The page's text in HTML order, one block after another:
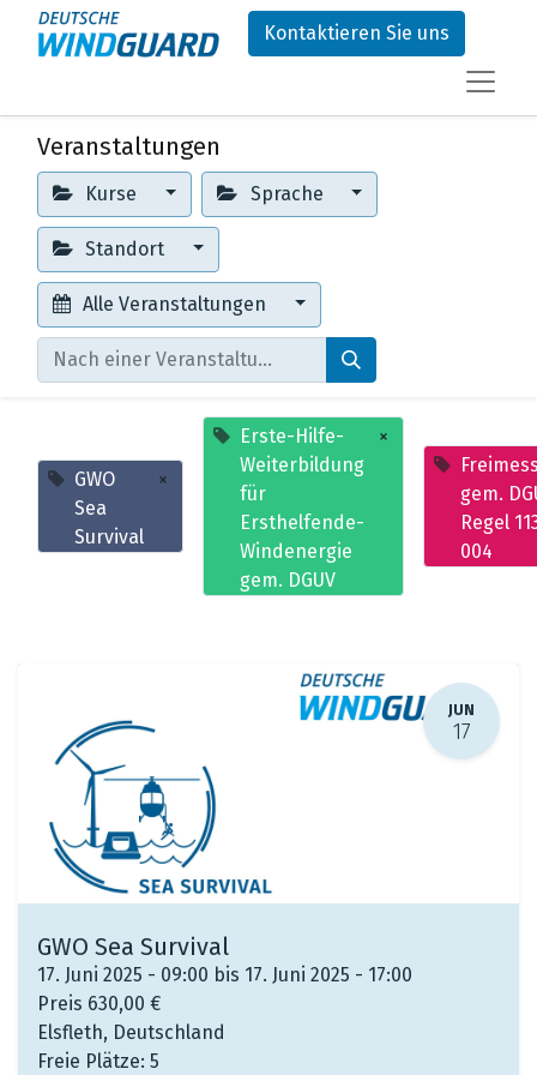
Kontaktieren Sie uns
Veranstaltungen
Kurse Sprache
Standort
Alle Veranstaltungen
GWO
Sea
Survival
×
Erste-Hilfe-
Weiterbildung
für
Ersthelfende-
Windenergie
gem. DGUV
×
gem.
Regel
004
JUN
17
GWO Sea Survival
17. Juni 2025 - 09:00 bis 17. Juni 2025 - 17:00
Preis 630,00 €
Elsfleth, Deutschland
Freie Plätze: 5